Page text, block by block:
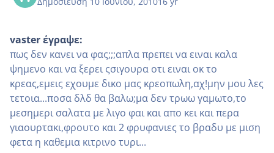
vaster έγραψε:
πως δεν κανει να φας;;;απλα πρεπει να ειναι καλα
ψημενο και να ξερει ςσιγουρα οτι ειναι οκ το
κρεας,εμεις εχουμε δικο μας κρεοπωλη,αχ!μην μου λες
τετοια...ποσα δλδ θα βαλω;μα δεν τρωω γαμωτο,το
μεσημερι σαλατα με λιγο φαι και απο κει και περα
γιαουρτακι,φρουτο και 2 φρυφανιες το βραδυ με μιση
φετα η καθεμια κιτρινο τυρι...